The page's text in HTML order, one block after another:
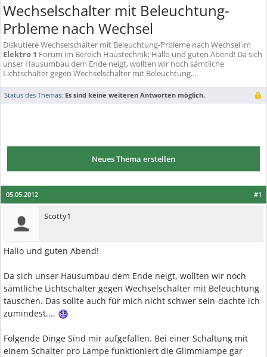
Wechselschalter mit Beleuchtung-
Prbleme nach Wechsel
DiskutiereWechselschalter mit Beleuchtung-Prbleme nach Wechsel im
Elektro 1 Forum im Bereich Haustechnik; Hallo und guten Abend! Da sich
unser Hausumbau dem Ende neigt, wollten wir noch sämtliche
Lichtschalter gegen Wechselschalter mit Beleuchtung...
Status des Themas: Es sind keine weiteren Antworten möglich.
Neues Thema erstellen
#1
05.05.2012
Scotty1
Hallo und guten Abend!
Da sich unser Hausumbau dem Ende neigt, wollten wir noch
sämtliche Lichtschalter gegen Wechselschalter mit Beleuchtung
tauschen. Das sollte auch für mich nicht schwer sein-dachte ich
zumindest....
Folgende Dinge Sind mir aufgefallen. Bei einer Schaltung mit
einem Schalter pro Lampe funktioniert die Glimmlampe gar